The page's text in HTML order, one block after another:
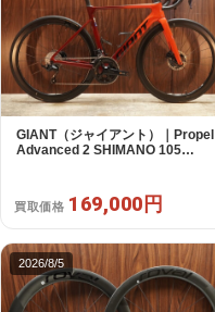
GIANT（ジャイアント）｜Propel
Advanced 2 SHIMANO 105
買取価格 169,000円
2026/8/5